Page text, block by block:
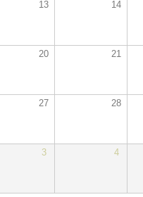
13 14
20 21
27 28
3 4